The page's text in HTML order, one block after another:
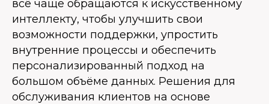
всё чаще обращаются к искусственному
интеллекту, чтобы улучшить свои
возможности поддержки, упростить
внутренние процессы и обеспечить
персонализированный подход на
большом объёме данных. Решения для
обслуживания клиентов на основе